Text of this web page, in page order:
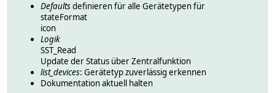
Defaultsdefinieren für alle Gerätetypen für
stateFormat
icon
Logik
SST_Read
Update der Status über Zentralfunktion
list_devices: Gerätetyp zuverlässig erkennen
Dokumentation aktuell halten